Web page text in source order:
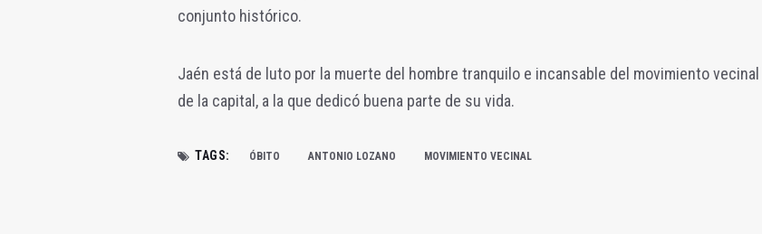
conjunto histórico.
Jaén está de luto por la muerte del hombre tranquilo e incansable del movimiento vecinal
de la capital, a la que dedicó buena parte de su vida.
TAGS: ÓBITO ANTONIO LOZANO MOVIMIENTO VECINAL